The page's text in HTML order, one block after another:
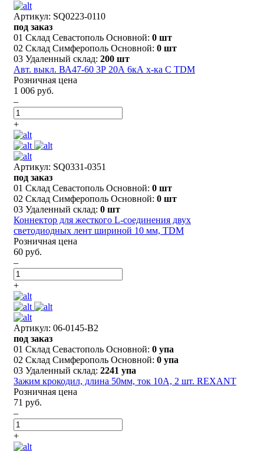
Артикул: SQ0223-0110
под заказ
01 Склад Севастополь Основной: 0 шт
02 Склад Симферополь Основной: 0 шт
03 Удаленный склад: 200 шт
Авт. выкл. ВА47-60 3Р 20А 6кА х-ка С TDM
Розничная цена
1 006 руб.
–
+
Артикул: SQ0331-0351
под заказ
01 Склад Севастополь Основной: 0 шт
02 Склад Симферополь Основной: 0 шт
03 Удаленный склад: 0 шт
Коннектор для жесткого L-соединения двух
светодиодных лент шириной 10 мм, TDM
Розничная цена
60 руб.
–
+
Артикул: 06-0145-B2
под заказ
01 Склад Севастополь Основной: 0 упа
02 Склад Симферополь Основной: 0 упа
03 Удаленный склад: 2241 упа
Зажим крокодил, длина 50мм, ток 10A, 2 шт. REXANT
Розничная цена
71 руб.
–
+